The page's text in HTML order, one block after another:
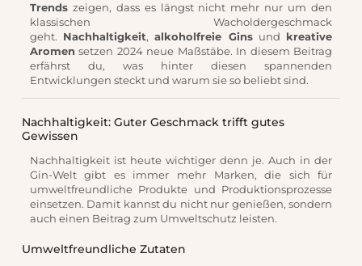
Trends zeigen, dass es längst nicht mehr nur um den
klassischen Wacholdergeschmack
geht. Nachhaltigkeit, alkoholfreie Gins und kreative
Aromen setzen 2024 neue Maßstäbe. In diesem Beitrag
erfährst du, was hinter diesen spannenden
Entwicklungen steckt und warum sie so beliebt sind.
Nachhaltigkeit: Guter Geschmack trifft gutes
Gewissen
Nachhaltigkeit ist heute wichtiger denn je. Auch in der
Gin-Welt gibt es immer mehr Marken, die sich für
umweltfreundliche Produkte und Produktionsprozesse
einsetzen. Damit kannst du nicht nur genießen, sondern
auch einen Beitrag zum Umweltschutz leisten.
Umweltfreundliche Zutaten